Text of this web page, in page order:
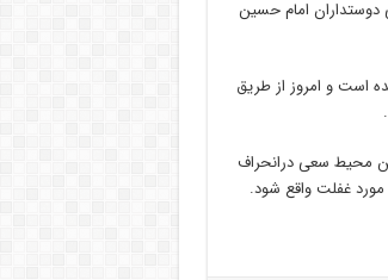
امام حسین
است و امروز از طریق
محیط سعی درانحراف
مورد غفلت واقع شود.